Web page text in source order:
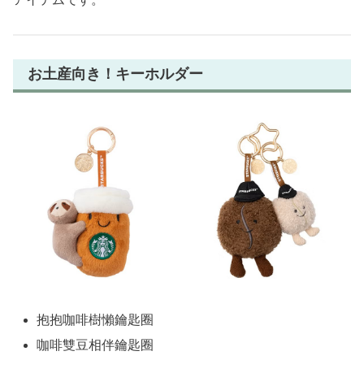
お土産向き！キーホルダー
抱抱咖啡樹懶鑰匙圈
咖啡雙豆相伴鑰匙圈